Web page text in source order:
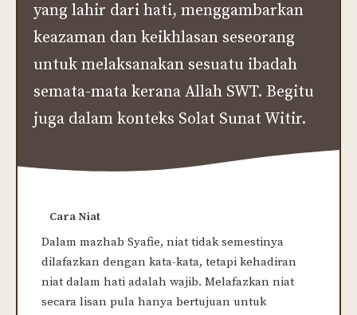
yang lahir dari hati, menggambarkan
keazaman dan keikhlasan seseorang
untuk melaksanakan sesuatu ibadah
semata-mata kerana Allah SWT. Begitu
juga dalam konteks Solat Sunat Witir.
Cara Niat
Dalam mazhab Syafie, niat tidak semestinya
dilafazkan dengan kata-kata, tetapi kehadiran
niat dalam hati adalah wajib. Melafazkan niat
secara lisan pula hanya bertujuan untuk